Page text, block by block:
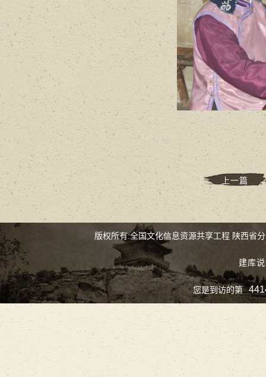
上一篇
版权所有:全国文化信息资源共享工程 陕西省
建库
您是到访的第